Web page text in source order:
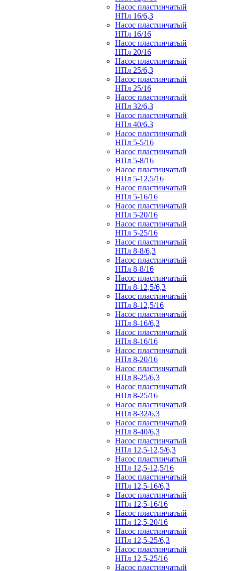
Насос пластинчатый
НПл 16/6,3
Насос пластинчатый
НПл 16/16
Насос пластинчатый
НПл 20/16
Насос пластинчатый
НПл 25/6,3
Насос пластинчатый
НПл 25/16
Насос пластинчатый
НПл 32/6,3
Насос пластинчатый
НПл 40/6,3
Насос пластинчатый
НПл 5-5/16
Насос пластинчатый
НПл 5-8/16
Насос пластинчатый
НПл 5-12,5/16
Насос пластинчатый
НПл 5-16/16
Насос пластинчатый
НПл 5-20/16
Насос пластинчатый
НПл 5-25/16
Насос пластинчатый
НПл 8-8/6,3
Насос пластинчатый
НПл 8-8/16
Насос пластинчатый
НПл 8-12,5/6,3
Насос пластинчатый
НПл 8-12,5/16
Насос пластинчатый
НПл 8-16/6,3
Насос пластинчатый
НПл 8-16/16
Насос пластинчатый
НПл 8-20/16
Насос пластинчатый
НПл 8-25/6,3
Насос пластинчатый
НПл 8-25/16
Насос пластинчатый
НПл 8-32/6,3
Насос пластинчатый
НПл 8-40/6,3
Насос пластинчатый
НПл 12,5-12,5/6,3
Насос пластинчатый
НПл 12,5-12,5/16
Насос пластинчатый
НПл 12,5-16/6,3
Насос пластинчатый
НПл 12,5-16/16
Насос пластинчатый
НПл 12,5-20/16
Насос пластинчатый
НПл 12,5-25/6,3
Насос пластинчатый
НПл 12,5-25/16
Насос пластинчатый